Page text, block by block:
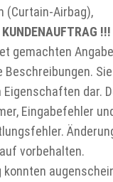
(Curtain-Airbag),
!!!
gemachten
Beschreibungen.
dar.
Eingabefehler
vorbehalten.
konnten